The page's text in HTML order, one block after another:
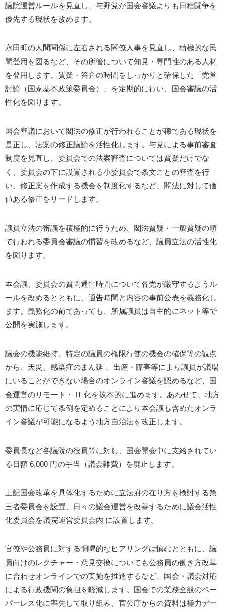
議院運営ルールを見直し、与野党が国会審議よりも日程闘争を
優先する現状を改めます。
永田町の人間関係に左右される閣僚人事を見直し、積極的な民
間登用を図るなど、その所管について知見・専門性のある人材
を登用します。質疑・答弁の時間をしっかりと確保した「党首
討論（国家基本政策委員会）」を定期的に行い、国会審議の活
性化を図ります。
国会審議において閣法の修正が行われることが稀である現状を
是正し、法案の修正議論を活性化します。与党による事前審査
制度を見直し、委員会での法案審査については質疑だけでな
く、委員会の下に設置される小委員会で条文ごとの審査を行
い、修正案を作成する機会を制度化するなど、閣法に対して価
値ある修正をリードします。
議員立法の審議を積極的に行うため、閣法質疑・一般質疑の順
で行われる委員会審議の慣習を改めるなど、議員立法の活性化
を図ります。
本会議、委員会の質問通告時間について各党が厳守するようル
ールを改めるとともに、通告時間と内容の事前公表を義務化し
ます。義務化の前であっても、所属議員は自主的にネット等で
公開を実施します。
議会の機能維持、特定の議員の権限行使の機会の確保等の観点
から、天災、感染症のまん延 、出産・障害等により議員が議場
にいることができない場合のオンライン審議を認めるなど、国
会運営のリモート・ IT 化を抜本的に進めます。あわせて、地方
の実情に応じて条例を定めることにより本会議も含めたオンラ
イン審議が可能になるよう地方自治法を改正します。
委員長など各議院の役員等に対し、国会開会中に支給されてい
る日額 6,000 円の手当（議会雑費）を廃止します。
上記国会改革を具体化するために立法府の在り方を検討する第
三者委員会を設置、日々の議会運営を改善するために議会活性
化委員会を議院運営委員会内 に設置します。
官僚や公務員に対する恫喝的なヒアリングは慎むとともに、議
員向けのレクチャー・意見交換についても公務員の働き方改革
に合わせオンラインでの実施を推進するなど、国会・議会対応
による行政機関の負担を軽減します。国会での業務全般のペー
パーレス化に率先して取り組み、官公庁からの資料は極力デー